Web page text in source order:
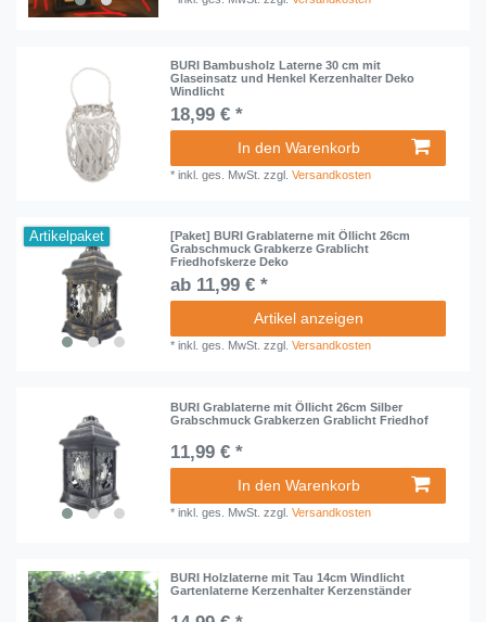
BURI Bambusholz Laterne 30 cm mit
Glaseinsatz und Henkel Kerzenhalter Deko
Windlicht
18,99 € *
In den Warenkorb
*inkl. ges. MwSt. zzgl.Versandkosten
Artikelpaket
[Paket] BURI Grablaterne mit Öllicht 26cm
Grabschmuck Grabkerze Grablicht
Friedhofskerze Deko
ab 11,99 € *
Artikel anzeigen
*inkl. ges. MwSt. zzgl.Versandkosten
BURI Grablaterne mit Öllicht 26cm Silber
Grabschmuck Grabkerzen Grablicht Friedhof
11,99 € *
In den Warenkorb
*inkl. ges. MwSt. zzgl.Versandkosten
BURI Holzlaterne mit Tau 14cm Windlicht
Gartenlaterne Kerzenhalter Kerzenständer